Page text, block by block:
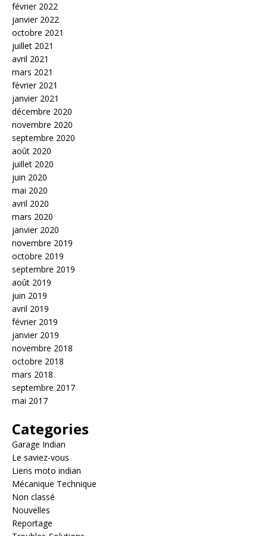
février 2022
janvier 2022
octobre 2021
juillet 2021
avril 2021
mars 2021
février 2021
janvier 2021
décembre 2020
novembre 2020
septembre 2020
août 2020
juillet 2020
juin 2020
mai 2020
avril 2020
mars 2020
janvier 2020
novembre 2019
octobre 2019
septembre 2019
août 2019
juin 2019
avril 2019
février 2019
janvier 2019
novembre 2018
octobre 2018
mars 2018
septembre 2017
mai 2017
Categories
Garage Indian
Le saviez-vous
Liens moto indian
Mécanique Technique
Non classé
Nouvelles
Reportage